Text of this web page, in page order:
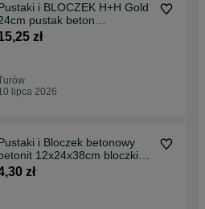
i BLOCZEK H+H Gold
pustak beton
gazobeton
dostawy HDS
zł
lipca 2026
i Bloczek betonowy
12x24x38cm bloczki
HDS
zł